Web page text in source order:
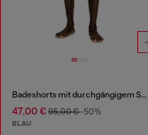
Badeshorts mit durchgängigem Surfbretter-Print
47,00 € 95,00 €-50%
BLAU